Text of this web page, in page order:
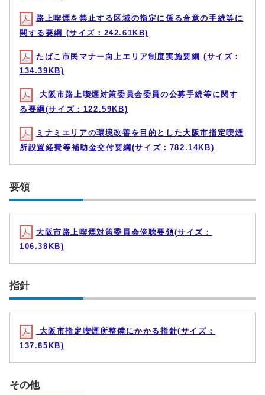
路上喫煙を禁止する区域の指定に係る合意の手続等に
関する要綱 (サイズ：242.61KB)
たばこ市民マナー向上エリア制度実施要綱 (サイズ：
134.39KB)
大阪市路上喫煙対策委員会委員の公募手続等に関す
る要綱(サイズ：122.59KB)
ミナミエリアの環境改善を目的とした大阪市指定喫煙
所設置経費等補助金交付要綱(サイズ：782.14KB)
要領
大阪市路上喫煙対策委員会傍聴要領(サイズ：
106.38KB)
指針
大阪市指定喫煙所整備にかかる指針(サイズ：
137.85KB)
その他